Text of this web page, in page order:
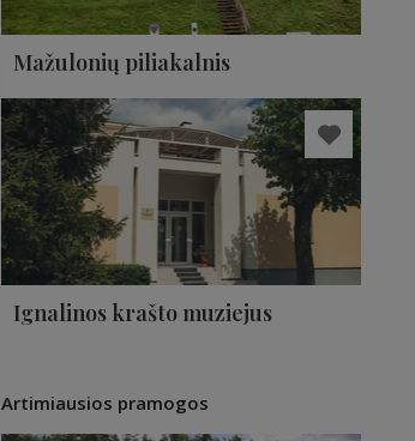
Mažulonių piliakalnis
Ignalinos krašto muziejus
Artimiausios pramogos